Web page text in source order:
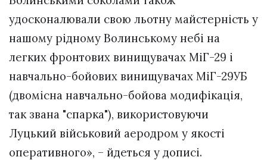
удосконалювали свою льотну майстерність у
нашому рідному Волинському небі на
легких фронтових винищувачах МіГ-29 і
навчально-бойових винищувачах МіГ-29УБ
(двомісна навчально-бойова модифікація,
так звана "спарка"), використовуючи
Луцький військовий аеродром у якості
оперативного», – йдеться у дописі.